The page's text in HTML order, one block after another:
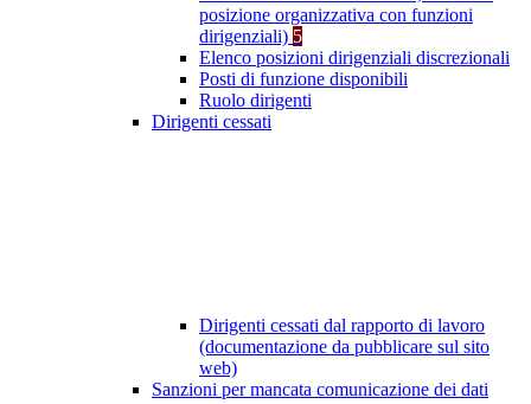
posizione organizzativa con funzioni
dirigenziali) 5
Elenco posizioni dirigenziali discrezionali
Posti di funzione disponibili
Ruolo dirigenti
Dirigenti cessati
Dirigenti cessati dal rapporto di lavoro
(documentazione da pubblicare sul sito
web)
Sanzioni per mancata comunicazione dei dati